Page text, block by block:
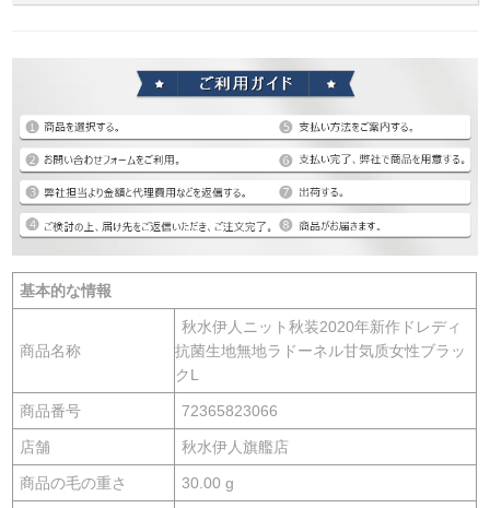
基本的な情報
商品名称
秋水伊人ニット秋装2020年新作ドレディ
抗菌生地無地ラドーネル甘気质女性ブラッ
クL
商品番号 72365823066
店舗 秋水伊人旗艦店
商品の毛の重さ 30.00 g